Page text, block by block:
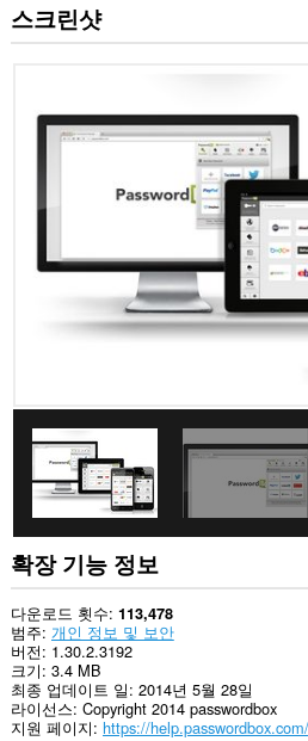
이
확
이
확
장
기
능
은
탐
색
기
록
을
스크린샷
확장 기능 정보
다운로드 횟수 113,478
범주 개인 정보 및 보안
버전 1.30.2.3192
크기 3.4 MB
최종 업데이트 일 2014년 5월 28일
라이선스 Copyright 2014 passwordbox
지원 페이지 https://help.passwordbox.com/